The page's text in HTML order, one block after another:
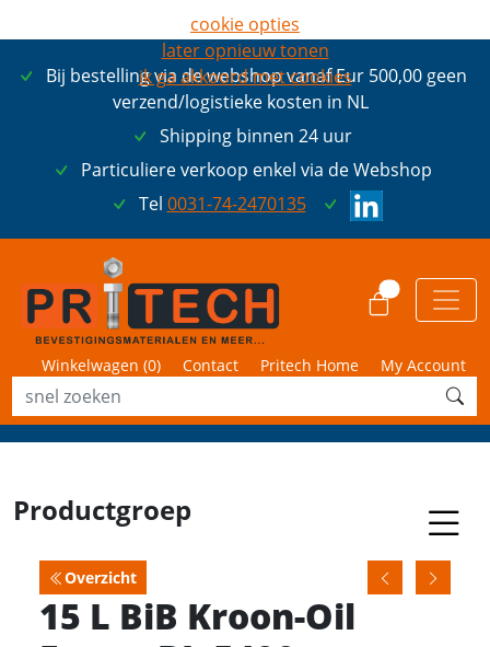
Bij bestelling via de webshop vanaf Eur 500,00 geen
verzend/logistieke kosten in NL
Shipping binnen 24 uur
Particuliere verkoop enkel via de Webshop
Tel 0031-74-2470135
Winkelwagen (0) Contact Pritech Home My Account
Productgroep
Overzicht
15 L BiB Kroon-Oil
cookie opties
later opnieuw tonen
ik ga akkoord met cookies